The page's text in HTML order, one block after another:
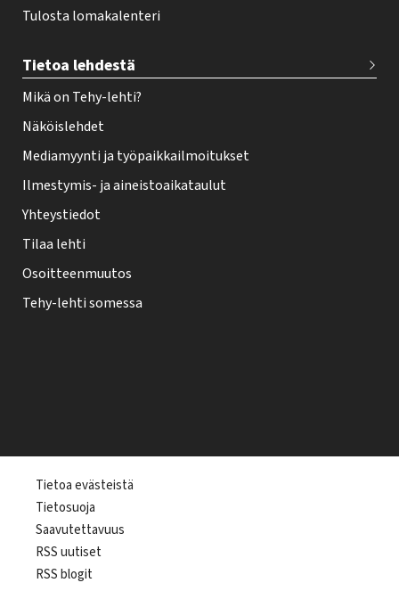
Tulosta lomakalenteri
Tietoa lehdestä
Mikä on Tehy-lehti?
Näköislehdet
Mediamyynti ja työpaikkailmoitukset
Ilmestymis- ja aineistoaikataulut
Yhteystiedot
Tilaa lehti
Osoitteenmuutos
Tehy-lehti somessa
Tietoa evästeistä
Tietosuoja
Saavutettavuus
RSS uutiset
RSS blogit